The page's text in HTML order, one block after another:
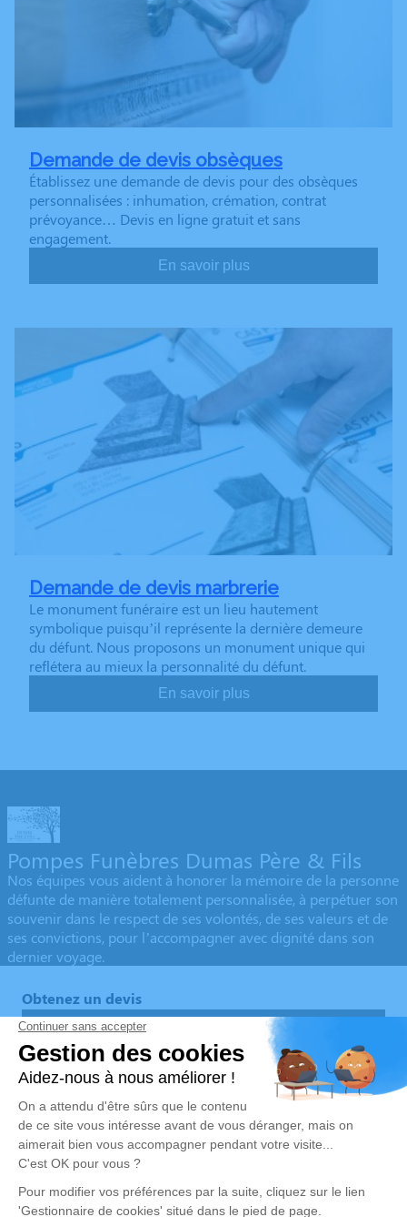
Demande de devis obsèques
Établissez une demande de devis pour des obsèques
personnalisées : inhumation, crémation, contrat
prévoyance… Devis en ligne gratuit et sans
engagement.
En savoir plus
Demande de devis marbrerie
Le monument funéraire est un lieu hautement
symbolique puisqu’il représente la dernière demeure
du défunt. Nous proposons un monument unique qui
reflétera au mieux la personnalité du défunt.
En savoir plus
Pompes Funèbres Dumas Père & Fils
Nos équipes vous aident à honorer la mémoire de la personne
défunte de manière totalement personnalisée, à perpétuer son
souvenir dans le respect de ses volontés, de ses valeurs et de
ses convictions, pour l’accompagner avec dignité dans son
dernier voyage.
Obtenez un devis
Devis prévoyance
Devis marbrerie
Notre agence
Pompes Funèbres Dumas Père et Fils
04 65 66 26 95